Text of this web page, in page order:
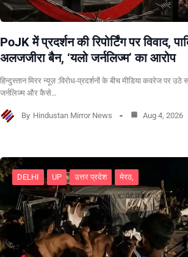
PoJK में प्रदर्शन की रिपोर्टिंग पर विवाद,
अलजजीरा बैन, ‘यलो जर्नलिज्म’ का आरोप
हिन्दुस्तान मिरर न्यूज़ :विरोध-प्रदर्शनों के बीच मीडिया कवरेज पर उठे
जर्नलिज्म और कैसे…
By Hindustan Mirror News Aug 4, 2026
DELHI UP उत्तर प्रदेश मेरठ,